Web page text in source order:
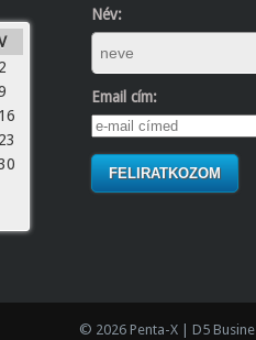
2
16
23
Név:
Email cím:
© 2026 Penta-X | D5